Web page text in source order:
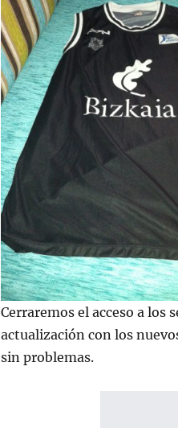
Cerraremos el acceso a los
actualización con los
sin problemas.